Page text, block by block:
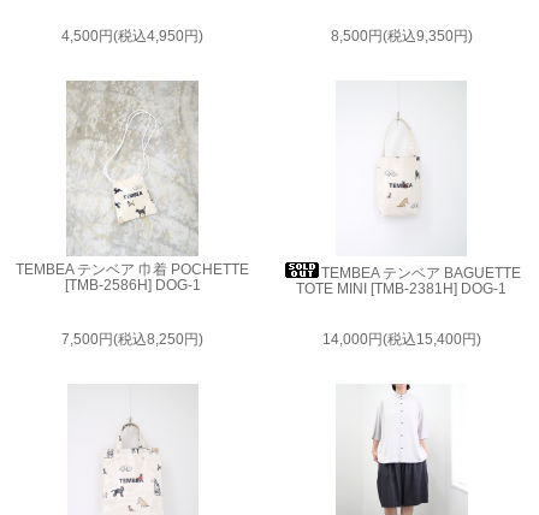
4,500円(税込4,950円) 8,500円(税込9,350円)
TEMBEA テンベア 巾着 POCHETTE
[TMB-2586H] DOG-1
7,500円(税込8,250円)
TEMBEA テンベア BAGUETTE
TOTE MINI [TMB-2381H] DOG-1
14,000円(税込15,400円)